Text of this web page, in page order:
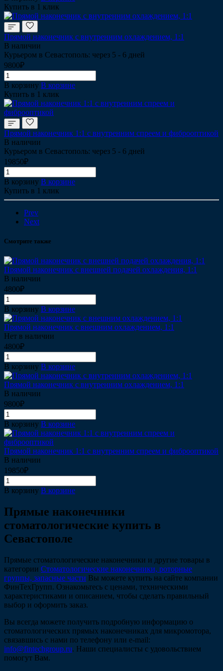
Купить в 1 клик
Прямой наконечник с внутренним охлаждением, 1:1
В наличии
Курьером в Севастополь: через 5 - 6 дней
9800₽
В корзину В корзине
Купить в 1 клик
Прямой наконечник 1:1 с внутренним спреем и фиброоптикой
В наличии
Курьером в Севастополь: через 5 - 6 дней
19850₽
В корзину В корзине
Купить в 1 клик
Prev
Next
Смотрите также
Прямой наконечник с внешней подачей охлаждения, 1:1
В наличии
4800₽
В корзину В корзине
Прямой наконечник с внешним охлаждением, 1:1
Нет в наличии
4800₽
В корзину В корзине
Прямой наконечник с внутренним охлаждением, 1:1
В наличии
9800₽
В корзину В корзине
Прямой наконечник 1:1 с внутренним спреем и фиброоптикой
В наличии
19850₽
В корзину В корзине
Прямые наконечники
стоматологические купить в
Севастополе
Прямые стоматологические наконечники и другие товары в
категории Стоматологические наконечники, роторные
группы, запасные части Вы можете купить на сайте компании
ФинТехГрупп. Ознакомьтесь с ценами, техническими
характеристиками и описанием, чтобы сделать правильный
выбор и оформить заказ.
Вы всегда можете получить подробную информацию о
стоматологических прямых наконечниках для микромотора,
связавшись с нами по телефону или e-mail:
info@fintechgroup.ru. Наши специалисты с удовольствием
помогут Вам.